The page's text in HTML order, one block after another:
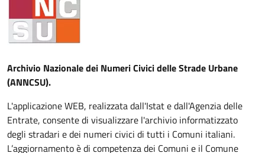
Archivio Nazionale dei Numeri Civici delle Strade Urbane
(ANNCSU).
L'applicazione WEB, realizzata dall'Istat e dall'Agenzia delle
Entrate, consente di visualizzare l'archivio informatizzato
degli stradari e dei numeri civici di tutti i Comuni italiani.
L’aggiornamento è di competenza dei Comuni e il Comune